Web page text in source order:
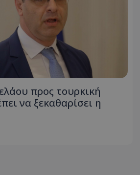
προς τουρκική
να ξεκαθαρίσει η
.lifenewscy.tothemaonline.com
Microsoft Corporation